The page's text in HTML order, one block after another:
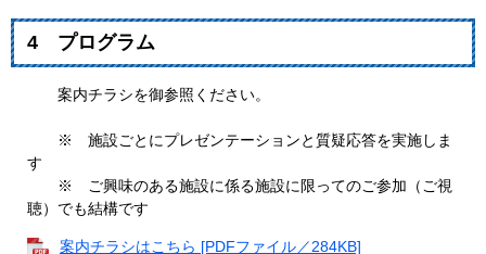
4 プログラム
案内チラシを御参照ください。
※ 施設ごとにプレゼンテーションと質疑応答を実施しま
す
※ ご興味のある施設に係る施設に限ってのご参加（ご視
聴）でも結構です
案内チラシはこちら [PDFファイル／284KB]